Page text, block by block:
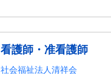
看護師・准看護師
社会福祉法人清祥会